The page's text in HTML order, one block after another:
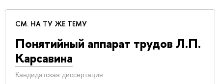
СМ. НА ТУ ЖЕ ТЕМУ
Понятийный аппарат трудов Л.П.
Карсавина
Кандидатская диссертация